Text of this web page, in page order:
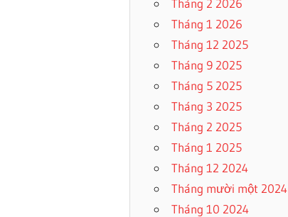
Tháng 1 2026
Tháng 12 2025
Tháng 9 2025
Tháng 5 2025
Tháng 3 2025
Tháng 2 2025
Tháng 1 2025
Tháng 12 2024
Tháng mười một 2024
Tháng 10 2024